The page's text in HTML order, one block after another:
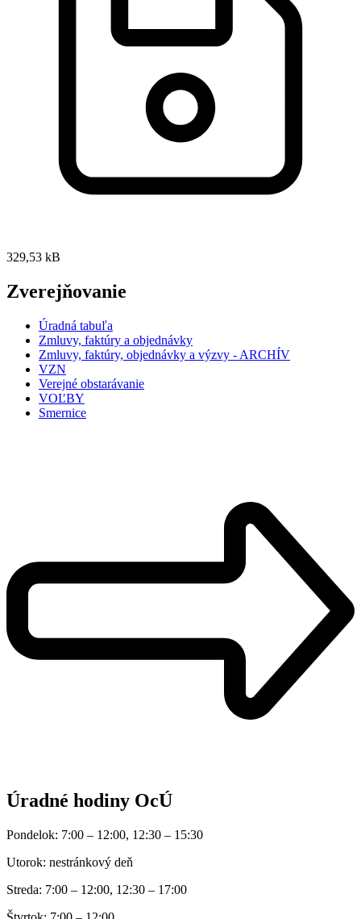
329,53 kB
Zverejňovanie
Úradná tabuľa
Zmluvy, faktúry a objednávky
Zmluvy, faktúry, objednávky a výzvy - ARCHÍV
VZN
Verejné obstarávanie
VOĽBY
Smernice
Úradné hodiny OcÚ
Pondelok: 7:00 – 12:00, 12:30 – 15:30
Utorok: nestránkový deň
Streda: 7:00 – 12:00, 12:30 – 17:00